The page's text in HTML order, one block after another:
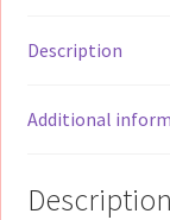
на
для
200/SR
Description
Additional
Description